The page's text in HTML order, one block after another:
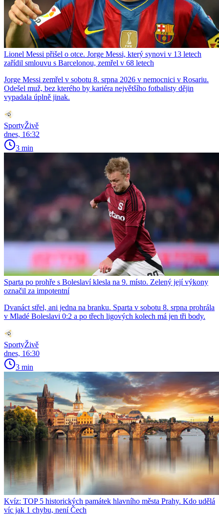
Lionel Messi přišel o otce. Jorge Messi, který synovi v 13 letech
zařídil smlouvu s Barcelonou, zemřel v 68 letech
Jorge Messi zemřel v sobotu 8. srpna 2026 v nemocnici v Rosariu.
Odešel muž, bez kterého by kariéra největšího fotbalisty dějin
vypadala úplně jinak.
SportyŽivě
dnes, 16:32
3 min
Sparta po prohře s Boleslaví klesla na 9. místo. Zelený její výkony
označil za impotentní
Dvanáct střel, ani jedna na branku. Sparta v sobotu 8. srpna prohrála
v Mladé Boleslavi 0:2 a po třech ligových kolech má jen tři body.
SportyŽivě
dnes, 16:30
3 min
Kvíz: TOP 5 historických památek hlavního města Prahy. Kdo udělá
víc jak 1 chybu, není Čech